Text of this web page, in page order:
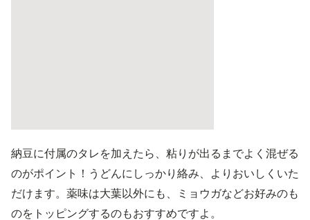
納豆に付属のタレを加えたら、粘りが出るまでよく混ぜる
のがポイント！うどんにしっかり絡み、よりおいしくいた
だけます。薬味は大葉以外にも、ミョウガなどお好みのも
のをトッピングするのもおすすめですよ。